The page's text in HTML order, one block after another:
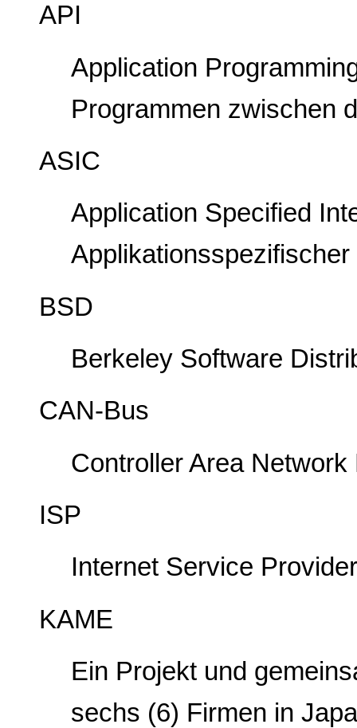
API
Application
Programmen zwischen
ASIC
Application Specified
BSD
Berkeley Software
CAN-Bus
Controller Area
ISP
Internet Service Provider
KAME
Ein Projekt und
sechs (6) Firmen in